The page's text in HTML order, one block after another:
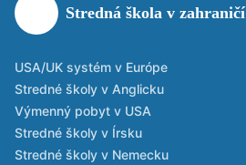
Stredná škola v zahraničí
USA/UK systém v Európe
Stredné školy v Anglicku
Výmenný pobyt v USA
Stredné školy v Írsku
Stredné školy v Nemecku